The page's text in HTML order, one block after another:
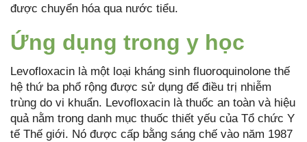
được chuyển hóa qua nước tiểu.
Ứng dụng trong y học
Levofloxacin là một loại kháng sinh fluoroquinolone thế
hệ thứ ba phổ rộng được sử dụng để điều trị nhiễm
trùng do vi khuẩn. Levofloxacin là thuốc an toàn và hiệu
quả nằm trong danh mục thuốc thiết yếu của Tổ chức Y
tế Thế giới. Nó được cấp bằng sáng chế vào năm 1987